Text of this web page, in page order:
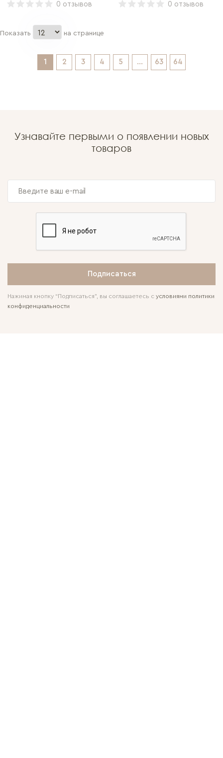
0 отзывов 0 отзывов
Показать на странице
1 2 3 4 5 ... 63 64
Узнавайте первыми о появлении новых
товаров
Подписаться
Нажимая кнопку “Подписаться”, вы соглашаетесь с условиями политики
конфиденциальности